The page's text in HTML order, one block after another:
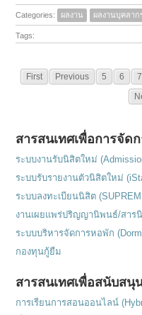
Categories: ผลงาน ผลงานบุคลาก
Tags:
First Previous 5 6 7
สารสนเทศเพื่อการจัด
ระบบงานรับนิสิตใหม่
ระบบรับรายงานตัวนิสิตใหม่
ระบบลงทะเบียนนิสิต
งานเผยแพร่ปริญญานิพนธ์/สาร
ระบบบริหารจัดการหอพัก
กองทุนกู้ยืม
สารสนเทศเพื่อสนับสนุ
การเรียนการสอนออนไลน์